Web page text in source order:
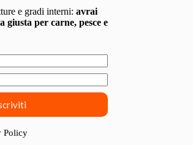
e gradi interni:avrai
giusta per carne, pesce e
Policy